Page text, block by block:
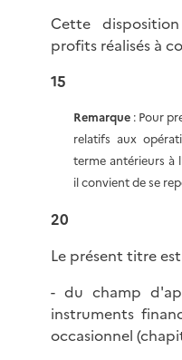
Cette
profits réalisés à
15
Remarque: Pour
relatifs aux
terme antérieurs à
il convient de se
20
Le présent titre
- du champ
instruments
occasionnel